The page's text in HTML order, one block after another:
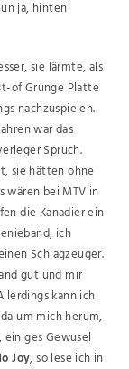
ja, hinten
sie lärmte, als
of Grunge Platte
nachzuspielen.
war das
Spruch.
sie hätten ohne
wären bei MTV in
die Kanadier ein
ich
Schlagzeuger.
gut und mir
kann ich
um mich herum,
Gewusel
Joy, so lese ich in